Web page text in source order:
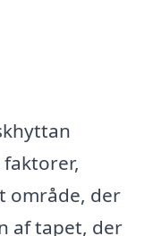
område, der
af tapet, der